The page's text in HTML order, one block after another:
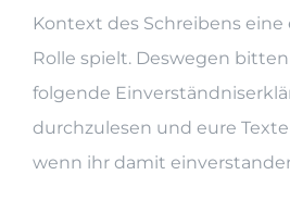
Kontext des Schreibens
Rolle spielt. Deswegen
folgende
durchzulesen und eure
wenn ihr damit